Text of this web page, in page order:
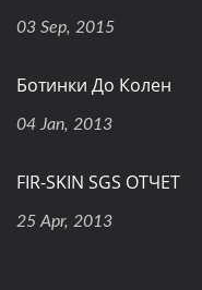
03 Sep, 2015
Ботинки До Колен
04 Jan, 2013
FIR-SKIN SGS ОТЧЕТ
25 Apr, 2013